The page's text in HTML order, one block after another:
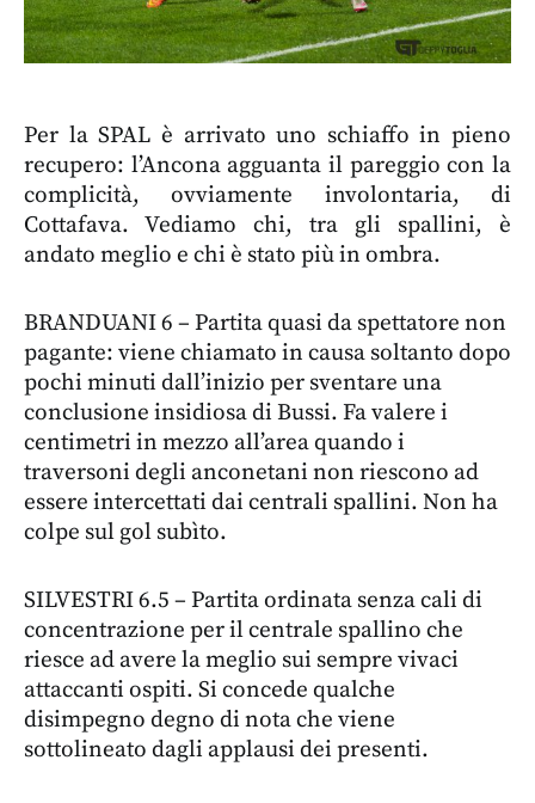
Per la SPAL è arrivato uno schiaffo in pieno
recupero: l’Ancona agguanta il pareggio con la
complicità, ovviamente involontaria, di
Cottafava. Vediamo chi, tra gli spallini, è
andato meglio e chi è stato più in ombra.
BRANDUANI 6 – Partita quasi da spettatore non
pagante: viene chiamato in causa soltanto dopo
pochi minuti dall’inizio per sventare una
conclusione insidiosa di Bussi. Fa valere i
centimetri in mezzo all’area quando i
traversoni degli anconetani non riescono ad
essere intercettati dai centrali spallini. Non ha
colpe sul gol subìto.
SILVESTRI 6.5 – Partita ordinata senza cali di
concentrazione per il centrale spallino che
riesce ad avere la meglio sui sempre vivaci
attaccanti ospiti. Si concede qualche
disimpegno degno di nota che viene
sottolineato dagli applausi dei presenti.